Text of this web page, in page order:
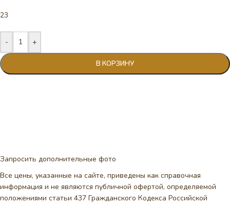
23
- +
В КОРЗИНУ
Запросить дополнительные фото
Все цены, указанные на сайте, приведены как справочная
информация и не являются публичной офертой, определяемой
положениями статьи 437 Гражданского Кодекса Российской